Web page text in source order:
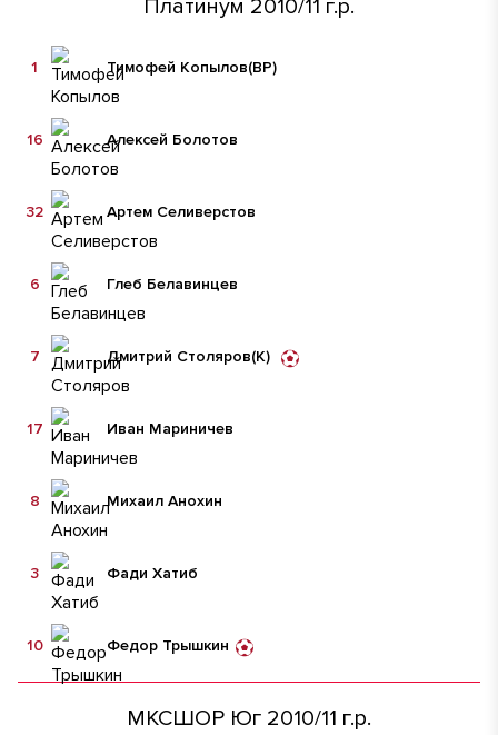
Платинум 2010/11 г.р.
Тимофей Копылов(ВР)
1
Алексей Болотов
16
Артем Селиверстов
32
Глеб Белавинцев
6
Дмитрий Столяров(К)
7
Иван Мариничев
17
Михаил Анохин
8
Фади Хатиб
3
Федор Трышкин
10
МКСШОР Юг 2010/11 г.р.